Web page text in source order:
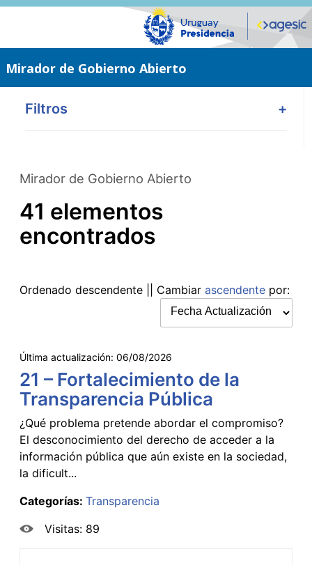
Saltar
Mirador de Gobierno Abierto
Filtros +
Mirador de Gobierno Abierto
41 elementos
encontrados
Ordenado descendente || Cambiar ascendente por:
Última actualización: 06/08/2026
21 – Fortalecimiento de la
Transparencia Pública
¿Qué problema pretende abordar el compromiso?
El desconocimiento del derecho de acceder a la
información pública que aún existe en la sociedad,
la dificult...
Categorías: Transparencia
Visitas: 89